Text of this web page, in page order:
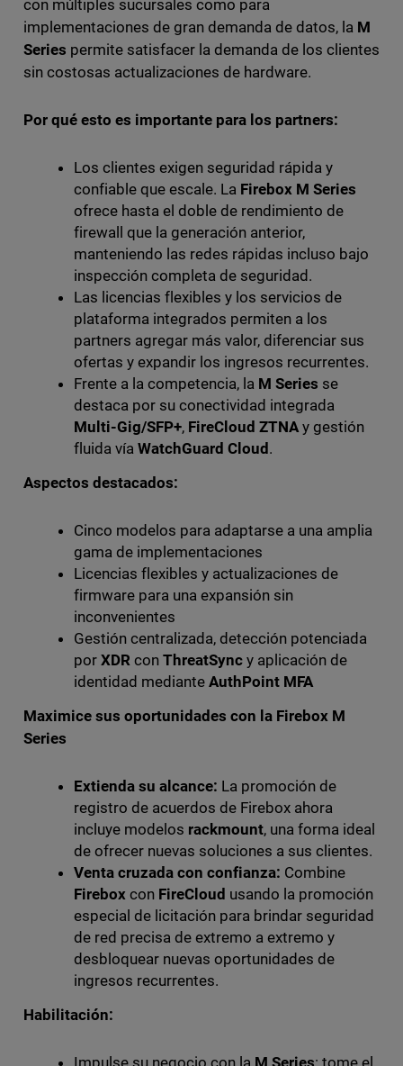
con múltiples sucursales como para
implementaciones de gran demanda de datos, la M
Series permite satisfacer la demanda de los clientes
sin costosas actualizaciones de hardware.
Por qué esto es importante para los partners:
Los clientes exigen seguridad rápida y
confiable que escale. La Firebox M Series
ofrece hasta el doble de rendimiento de
firewall que la generación anterior,
manteniendo las redes rápidas incluso bajo
inspección completa de seguridad.
Las licencias flexibles y los servicios de
plataforma integrados permiten a los
partners agregar más valor, diferenciar sus
ofertas y expandir los ingresos recurrentes.
Frente a la competencia, la M Series se
destaca por su conectividad integrada
Multi-Gig/SFP+, FireCloud ZTNA y gestión
fluida vía WatchGuard Cloud.
Aspectos destacados:
Cinco modelos para adaptarse a una amplia
gama de implementaciones
Licencias flexibles y actualizaciones de
firmware para una expansión sin
inconvenientes
Gestión centralizada, detección potenciada
por XDR con ThreatSyncy aplicación de
identidad mediante AuthPoint MFA
Maximice sus oportunidades con la Firebox M
Series
Extienda su alcance: La promoción de
registro de acuerdos de Firebox ahora
incluye modelos rackmount, una forma ideal
de ofrecer nuevas soluciones a sus clientes.
Venta cruzada con confianza: Combine
Firebox con FireCloud usando la promoción
especial de licitación para brindar seguridad
de red precisa de extremo a extremo y
desbloquear nuevas oportunidades de
ingresos recurrentes.
Habilitación:
Impulse su negocio con la M Series: tome el